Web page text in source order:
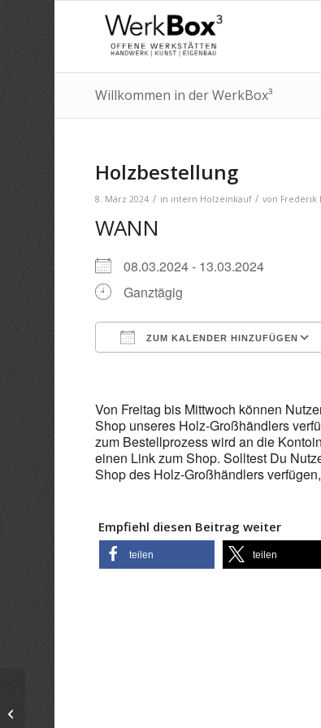
Willkommen in der WerkBox³
Holzbestellung
8. März 2024 / in intern Holzeinkauf / von Frederik
WANN
08.03.2024 - 13.03.2024
Ganztägig
ZUM KALENDER HINZUFÜGEN
Von Freitag bis Mittwoch können
Shop unseres Holz-Großhändlers
zum Bestellprozess wird an die
einen Link zum Shop. Solltest Du
Shop des Holz-Großhändlers
Empfiehl diesen Beitrag weiter
teilen teilen